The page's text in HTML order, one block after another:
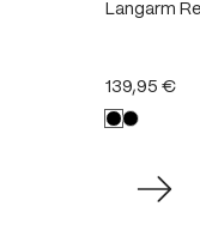
Langarm
139,95 €